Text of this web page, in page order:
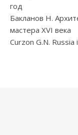
год
Бакланов Н.
мастера XVI века
Curzon G.N.